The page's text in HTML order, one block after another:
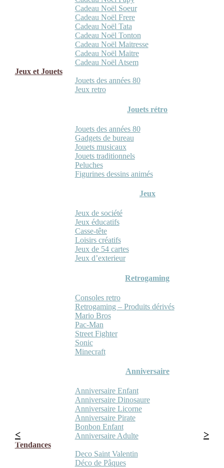
Cadeau Noël Soeur
Cadeau Noël Frere
Cadeau Noël Tata
Cadeau Noël Tonton
Cadeau Noël Maitresse
Cadeau Noël Maitre
Cadeau Noël Atsem
Jeux et Jouets
Jouets des années 80
Jeux retro
Jouets rétro
Jouets des années 80
Gadgets de bureau
Jouets musicaux
Jouets traditionnels
Peluches
Figurines dessins animés
Jeux
Jeux de société
Jeux éducatifs
Casse-tête
Loisirs créatifs
Jeux de 54 cartes
Jeux d’exterieur
Retrogaming
Consoles retro
Retrogaming – Produits dérivés
Mario Bros
Pac-Man
Street Fighter
Sonic
Minecraft
Anniversaire
Anniversaire Enfant
Anniversaire Dinosaure
Anniversaire Licorne
Anniversaire Pirate
Bonbon Enfant
Anniversaire Adulte
Tendances
Deco Saint Valentin
Déco de Pâques